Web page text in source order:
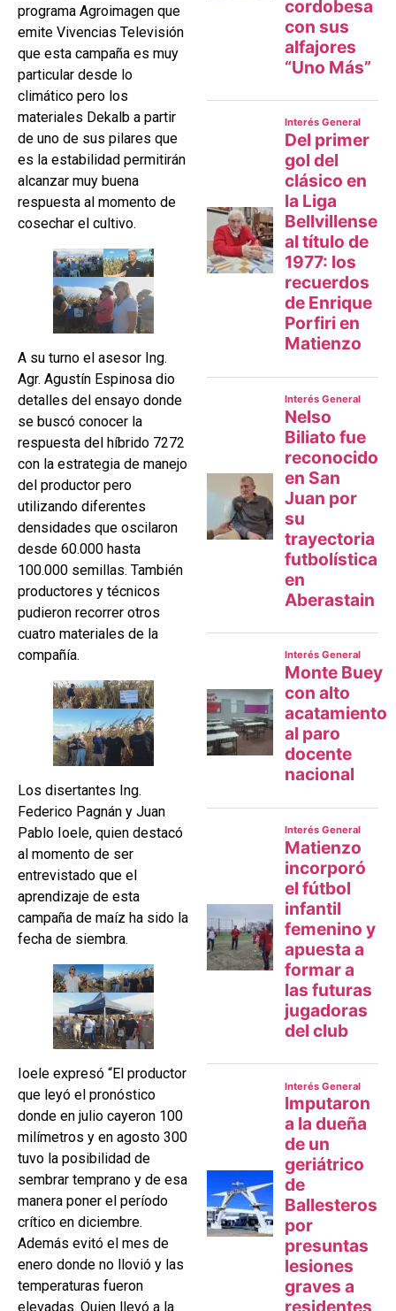
programa Agroimagen que
emite Vivencias Televisión
que esta campaña es muy
particular desde lo
climático pero los
materiales Dekalb a partir
de uno de sus pilares que
es la estabilidad permitirán
alcanzar muy buena
respuesta al momento de
cosechar el cultivo.
A su turno el asesor Ing.
Agr. Agustín Espinosa dio
detalles del ensayo donde
se buscó conocer la
respuesta del híbrido 7272
con la estrategia de manejo
del productor pero
utilizando diferentes
densidades que oscilaron
desde 60.000 hasta
100.000 semillas. También
productores y técnicos
pudieron recorrer otros
cuatro materiales de la
compañía.
Los disertantes Ing.
Federico Pagnán y Juan
Pablo Ioele, quien destacó
al momento de ser
entrevistado que el
aprendizaje de esta
campaña de maíz ha sido la
fecha de siembra.
Ioele expresó “El productor
que leyó el pronóstico
donde en julio cayeron 100
milímetros y en agosto 300
tuvo la posibilidad de
sembrar temprano y de esa
manera poner el período
crítico en diciembre.
Además evitó el mes de
enero donde no llovió y las
temperaturas fueron
elevadas. Quien llevó a la